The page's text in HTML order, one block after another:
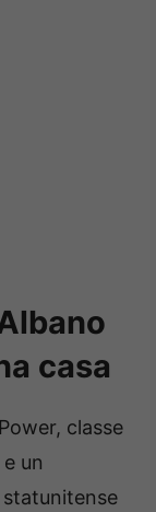
casa
classe
un